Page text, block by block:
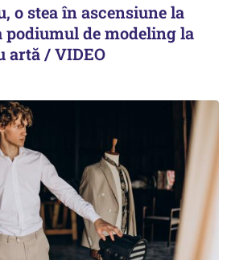
o stea în ascensiune la
podiumul de modeling la
artă / VIDEO